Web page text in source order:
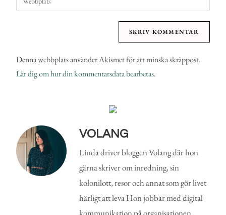
Denna webbplats använder Akismet för att minska skräppost.
Lär dig om hur din kommentarsdata bearbetas.
VOLANG
Linda driver bloggen Volang där hon
gärna skriver om inredning, sin
kolonilott, resor och annat som gör livet
härligt att leva Hon jobbar med digital